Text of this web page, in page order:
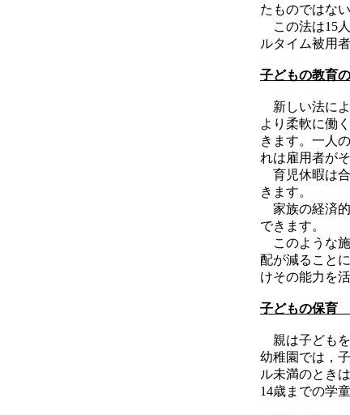
たものではな
この法は15
ルタイム被用
子どもの教育
新しい法によ
より柔軟に働
きます。一人
れは雇用者が
育児休暇は合
きます。
家族の経済的
できます。
このような施
配が減ること
けその能力を
子どもの保育
親は子どもを
幼稚園では，
ル未満のとき
14歳までの学